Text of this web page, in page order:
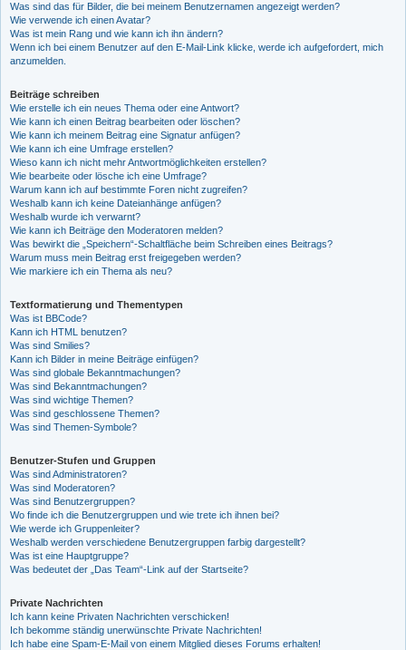
Was sind das für Bilder, die bei meinem Benutzernamen angezeigt werden?
Wie verwende ich einen Avatar?
Was ist mein Rang und wie kann ich ihn ändern?
Wenn ich bei einem Benutzer auf den E-Mail-Link klicke, werde ich aufgefordert, mich
anzumelden.
Beiträge schreiben
Wie erstelle ich ein neues Thema oder eine Antwort?
Wie kann ich einen Beitrag bearbeiten oder löschen?
Wie kann ich meinem Beitrag eine Signatur anfügen?
Wie kann ich eine Umfrage erstellen?
Wieso kann ich nicht mehr Antwortmöglichkeiten erstellen?
Wie bearbeite oder lösche ich eine Umfrage?
Warum kann ich auf bestimmte Foren nicht zugreifen?
Weshalb kann ich keine Dateianhänge anfügen?
Weshalb wurde ich verwarnt?
Wie kann ich Beiträge den Moderatoren melden?
Was bewirkt die „Speichern“-Schaltfläche beim Schreiben eines Beitrags?
Warum muss mein Beitrag erst freigegeben werden?
Wie markiere ich ein Thema als neu?
Textformatierung und Thementypen
Was ist BBCode?
Kann ich HTML benutzen?
Was sind Smilies?
Kann ich Bilder in meine Beiträge einfügen?
Was sind globale Bekanntmachungen?
Was sind Bekanntmachungen?
Was sind wichtige Themen?
Was sind geschlossene Themen?
Was sind Themen-Symbole?
Benutzer-Stufen und Gruppen
Was sind Administratoren?
Was sind Moderatoren?
Was sind Benutzergruppen?
Wo finde ich die Benutzergruppen und wie trete ich ihnen bei?
Wie werde ich Gruppenleiter?
Weshalb werden verschiedene Benutzergruppen farbig dargestellt?
Was ist eine Hauptgruppe?
Was bedeutet der „Das Team“-Link auf der Startseite?
Private Nachrichten
Ich kann keine Privaten Nachrichten verschicken!
Ich bekomme ständig unerwünschte Private Nachrichten!
Ich habe eine Spam-E-Mail von einem Mitglied dieses Forums erhalten!